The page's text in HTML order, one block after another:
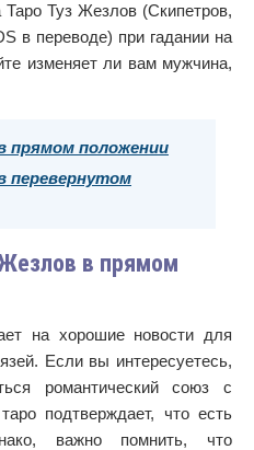
Таро Туз Жезлов (Скипетров,
в переводе) при гадании на
изменяет ли вам мужчина,
прямом положении
перевернутом
в прямом
на хорошие новости для
Если вы интересуетесь,
романтический союз с
подтверждает, что есть
важно помнить, что